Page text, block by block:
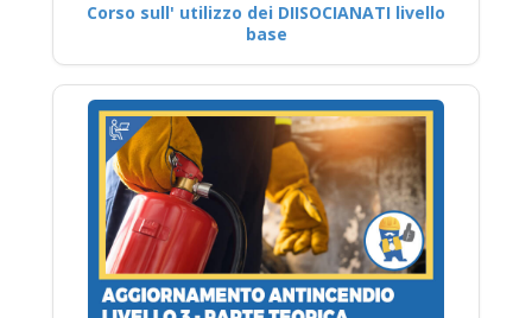
Corso sull' utilizzo dei DIISOCIANATI livello
base